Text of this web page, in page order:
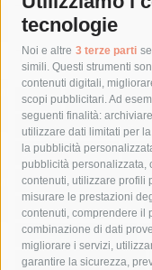
tecnologie
Noi e altre 3 terze parti
simili. Questi strumenti
contenuti digitali,
scopi pubblicitari. Ad
seguenti finalità:
utilizzare dati limitati per
la pubblicità
pubblicità personalizzata,
contenuti, utilizzare profili
misurare le prestazioni
contenuti, comprendere il
combinazione di dati
migliorare i servizi,
garantire la sicurezza,
Tag
acqua allerta meteo
area marina protetta
Asl Napoli 3 sud
castellammare di
comune di sorrento
costiera amalfitana
fondazione sorrento